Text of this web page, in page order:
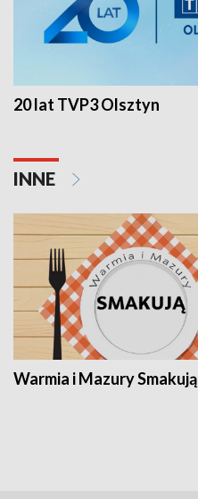
20 lat TVP3 Olsztyn
INNE
Warmia i Mazury Smakują